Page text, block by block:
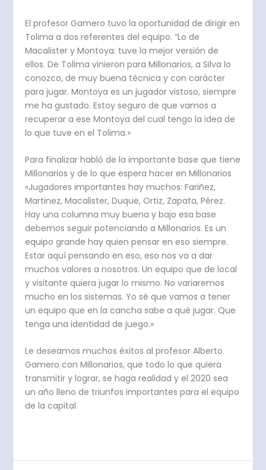
El profesor Gamero tuvo la oportunidad de dirigir en
Tolima a dos referentes del equipo. “Lo de
Macalister y Montoya: tuve la mejor versión de
ellos. De Tolima vinieron para Millonarios, a Silva lo
conozco, de muy buena técnica y con carácter
para jugar. Montoya es un jugador vistoso, siempre
me ha gustado. Estoy seguro de que vamos a
recuperar a ese Montoya del cual tengo la idea de
lo que tuve en el Tolima.»
Para finalizar habló de la importante base que tiene
Millonarios y de lo que espera hacer en Millonarios
«Jugadores importantes hay muchos: Fariñez,
Martinez, Macalister, Duque, Ortiz, Zapata, Pérez.
Hay una columna muy buena y bajo esa base
debemos seguir potenciando a Millonarios. Es un
equipo grande hay quien pensar en eso siempre.
Estar aquí pensando en eso, eso nos va a dar
muchos valores a nosotros. Un equipo que de local
y visitante quiera jugar lo mismo. No variaremos
mucho en los sistemas. Yo sé que vamos a tener
un equipo que en la cancha sabe a qué jugar. Que
tenga una identidad de juego.»
Le deseamos muchos éxitos al profesor Alberto
Gamero con Millonarios, que todo lo que quiera
transmitir y lograr, se haga realidad y el 2020 sea
un año lleno de triunfos importantes para el equipo
de la capital.